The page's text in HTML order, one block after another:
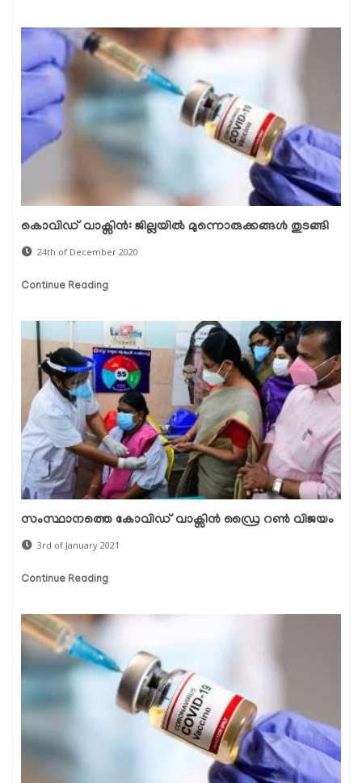
കൊവിഡ് വാക്സിന്‍: ജില്ലയില്‍ മുന്നൊരുക്കങ്ങള്‍ തുടങ്ങി
24th of December 2020
Continue Reading
സംസ്ഥാനത്തെ കോവിഡ് വാക്സിന്‍ ഡ്രൈ റണ്‍ വിജയം
3rd of January 2021
Continue Reading